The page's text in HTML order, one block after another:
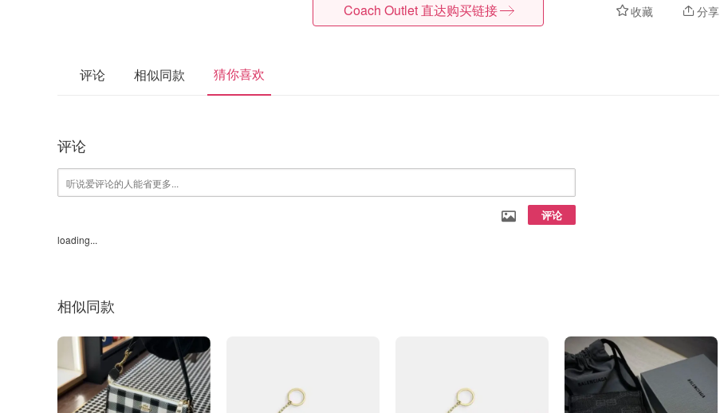
收藏 分享
Coach Outlet 直达购买链接
评论 相似同款 猜你喜欢
评论
评论
loading...
相似同款